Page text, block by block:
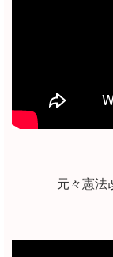
元々憲法